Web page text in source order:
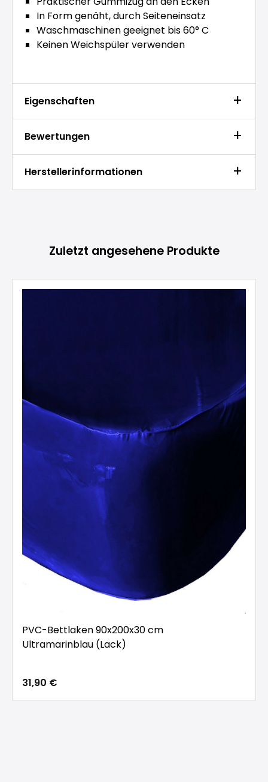
In Form genäht, durch Seiteneinsatz
Waschmaschinen geeignet bis 60° C
Keinen Weichspüler verwenden
Eigenschaften
Bewertungen
Herstellerinformationen
Zuletzt angesehene Produkte
PVC-Bettlaken 90x200x30 cm
Ultramarinblau (Lack)
31,90 €